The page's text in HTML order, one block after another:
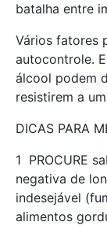
batalha entre
Vários fatores
autocontrole.
álcool podem
resistirem a
DICAS PARA
1  PROCURE
negativa de
indesejável
alimentos